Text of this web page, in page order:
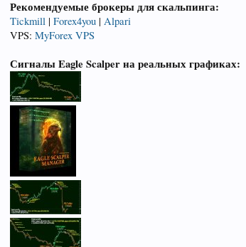
Рекомендуемые брокеры для скальпинга:
Tickmill |Forex4you | Alpari
VPS:MyForex VPS
Сигналы Eagle Scalper на реальных графиках: